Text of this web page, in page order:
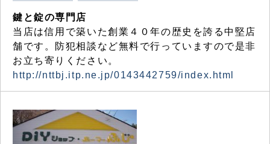
鍵と錠の専門店
当店は信用で築いた創業４０年の歴史を誇る中堅店
舗です。防犯相談など無料で行っていますので是非
お立ち寄りください。
http://nttbj.itp.ne.jp/0143442759/index.html